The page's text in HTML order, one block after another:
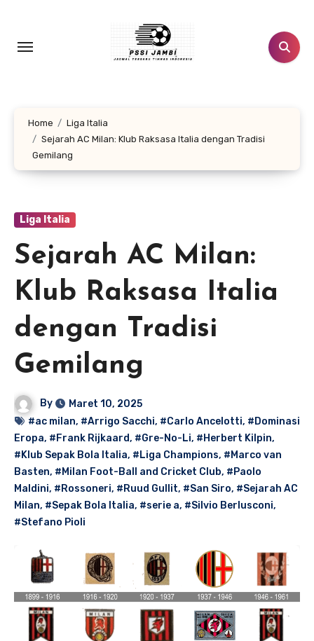
konten
Home
Liga Italia
Sejarah AC Milan: Klub Raksasa Italia dengan Tradisi
Gemilang
Liga Italia
Sejarah AC Milan:
Klub Raksasa Italia
dengan Tradisi
Gemilang
By
Maret 10, 2025
#ac milan, #Arrigo Sacchi, #Carlo Ancelotti, #Dominasi
Eropa, #Frank Rijkaard, #Gre-No-Li, #Herbert Kilpin,
#Klub Sepak Bola Italia, #Liga Champions, #Marco van
Basten, #Milan Foot-Ball and Cricket Club, #Paolo
Maldini, #Rossoneri, #Ruud Gullit, #San Siro, #Sejarah AC
Milan, #Sepak Bola Italia, #serie a, #Silvio Berlusconi,
#Stefano Pioli